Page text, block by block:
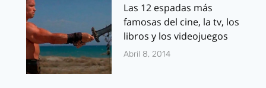
Las 12 espadas más
famosas del cine, la tv, los
libros y los videojuegos
Abril 8, 2014